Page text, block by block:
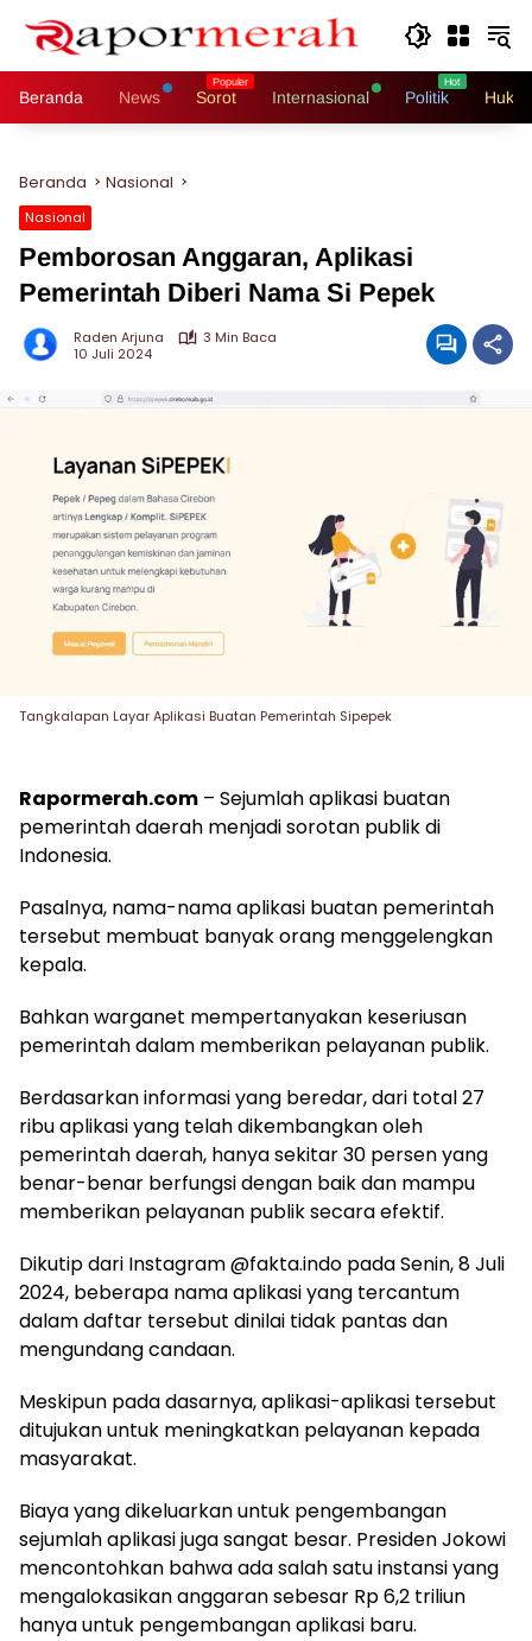
Beranda News Sorot Internasional Politik
Beranda Nasional
Nasional
Pemborosan Anggaran, Aplikasi
Pemerintah Diberi Nama Si Pepek
Raden Arjuna
3 Min Baca
10 Juli 2024
Tangkalapan Layar Aplikasi Buatan Pemerintah Sipepek
Rapormerah.com – Sejumlah aplikasi buatan
pemerintah daerah menjadi sorotan publik di
Indonesia.
Pasalnya, nama-nama aplikasi buatan pemerintah
tersebut membuat banyak orang menggelengkan
kepala.
Bahkan warganet mempertanyakan keseriusan
pemerintah dalam memberikan pelayanan publik.
Berdasarkan informasi yang beredar, dari total 27
ribu aplikasi yang telah dikembangkan oleh
pemerintah daerah, hanya sekitar 30 persen yang
benar-benar berfungsi dengan baik dan mampu
memberikan pelayanan publik secara efektif.
Dikutip dari Instagram @fakta.indo pada Senin, 8 Juli
2024, beberapa nama aplikasi yang tercantum
dalam daftar tersebut dinilai tidak pantas dan
mengundang candaan.
Meskipun pada dasarnya, aplikasi-aplikasi tersebut
ditujukan untuk meningkatkan pelayanan kepada
masyarakat.
Biaya yang dikeluarkan untuk pengembangan
sejumlah aplikasi juga sangat besar. Presiden Jokowi
mencontohkan bahwa ada salah satu instansi yang
mengalokasikan anggaran sebesar Rp 6,2 triliun
hanya untuk pengembangan aplikasi baru.